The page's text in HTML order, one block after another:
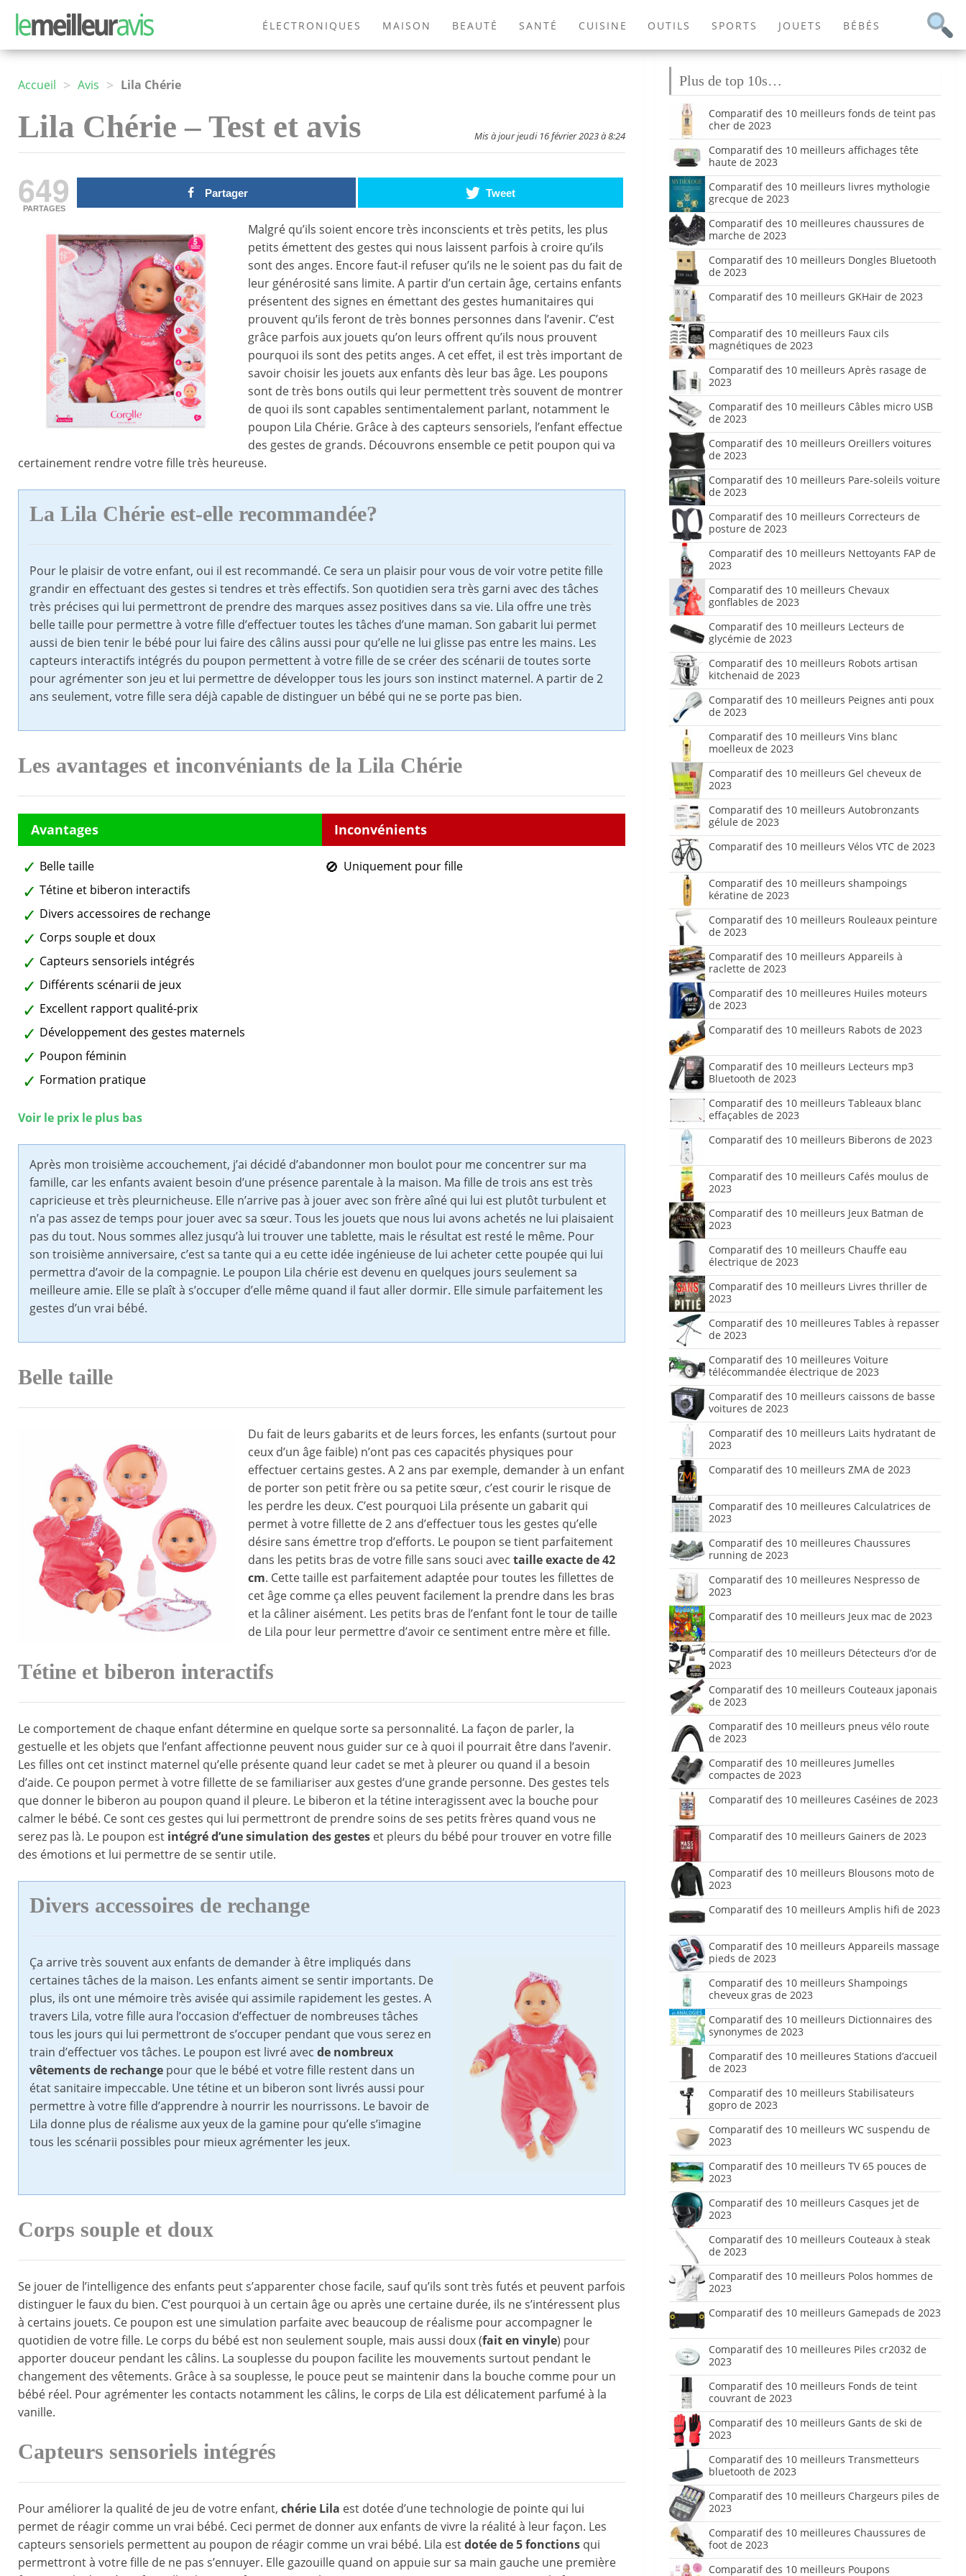
ÉLECTRONIQUES MAISON BEAUTÉ SANTÉ CUISINE OUTILS SPORTS JOUETS BÉBÉS
MODE EXTÉRIEUR ANIMAUX JEUX VIDÉOS LIVRES
Accueil > Avis > Lila Chérie
Lila Chérie – Test et avis Mis à jour jeudi 16 février 2023 à 8:24
649
PARTAGES
Partager Tweet
Malgré qu’ils soient encore très inconscients et très petits, les plus
petits émettent des gestes qui nous laissent parfois à croire qu’ils
sont des anges. Encore faut-il refuser qu’ils ne le soient pas du fait de
leur générosité sans limite. A partir d’un certain âge, certains enfants
présentent des signes en émettant des gestes humanitaires qui
prouvent qu’ils feront de très bonnes personnes dans l’avenir. C’est
grâce parfois aux jouets qu’on leurs offrent qu’ils nous prouvent
pourquoi ils sont des petits anges. A cet effet, il est très important de
savoir choisir les jouets aux enfants dès leur bas âge. Les poupons
sont de très bons outils qui leur permettent très souvent de montrer
de quoi ils sont capables sentimentalement parlant, notamment le
poupon Lila Chérie. Grâce à des capteurs sensoriels, l’enfant effectue
des gestes de grands. Découvrons ensemble ce petit poupon qui va
certainement rendre votre fille très heureuse.
La Lila Chérie est-elle recommandée?
Pour le plaisir de votre enfant, oui il est recommandé. Ce sera un plaisir pour vous de voir votre petite fille
grandir en effectuant des gestes si tendres et très effectifs. Son quotidien sera très garni avec des tâches
très précises qui lui permettront de prendre des marques assez positives dans sa vie. Lila offre une très
belle taille pour permettre à votre fille d’effectuer toutes les tâches d’une maman. Son gabarit lui permet
aussi de bien tenir le bébé pour lui faire des câlins aussi pour qu’elle ne lui glisse pas entre les mains. Les
capteurs interactifs intégrés du poupon permettent à votre fille de se créer des scénarii de toutes sorte
pour agrémenter son jeu et lui permettre de développer tous les jours son instinct maternel. A partir de 2
ans seulement, votre fille sera déjà capable de distinguer un bébé qui ne se porte pas bien.
Les avantages et inconvéniants de la Lila Chérie
Belle taille
Tétine et biberon interactifs
Divers accessoires de rechange
Corps souple et doux
Capteurs sensoriels intégrés
Différents scénarii de jeux
Excellent rapport qualité-prix
Développement des gestes maternels
Poupon féminin
Formation pratique
Uniquement pour fille
Voir le prix le plus bas
Après mon troisième accouchement, j’ai décidé d’abandonner mon boulot pour me concentrer sur ma
famille, car les enfants avaient besoin d’une présence parentale à la maison. Ma fille de trois ans est très
capricieuse et très pleurnicheuse. Elle n’arrive pas à jouer avec son frère aîné qui lui est plutôt turbulent et
n’a pas assez de temps pour jouer avec sa sœur. Tous les jouets que nous lui avons achetés ne lui plaisaient
pas du tout. Nous sommes allez jusqu’à lui trouver une tablette, mais le résultat est resté le même. Pour
son troisième anniversaire, c’est sa tante qui a eu cette idée ingénieuse de lui acheter cette poupée qui lui
permettra d’avoir de la compagnie. Le poupon Lila chérie est devenu en quelques jours seulement sa
meilleure amie. Elle se plaît à s’occuper d’elle même quand il faut aller dormir. Elle simule parfaitement les
gestes d’un vrai bébé.
Belle taille
Du fait de leurs gabarits et de leurs forces, les enfants (surtout pour
ceux d’un âge faible) n’ont pas ces capacités physiques pour
effectuer certains gestes. A 2 ans par exemple, demander à un enfant
de porter son petit frère ou sa petite sœur, c’est courir le risque de
les perdre les deux. C’est pourquoi Lila présente un gabarit qui
permet à votre fillette de 2 ans d’effectuer tous les gestes qu’elle
désire sans émettre trop d’efforts. Le poupon se tient parfaitement
dans les petits bras de votre fille sans souci avec taille exacte de 42
cm. Cette taille est parfaitement adaptée pour toutes les fillettes de
cet âge comme ça elles peuvent facilement la prendre dans les bras
et la câliner aisément. Les petits bras de l’enfant font le tour de taille
de Lila pour leur permettre d’avoir ce sentiment entre mère et fille.
Tétine et biberon interactifs
Le comportement de chaque enfant détermine en quelque sorte sa personnalité. La façon de parler, la
gestuelle et les objets que l’enfant affectionne peuvent nous guider sur ce à quoi il pourrait être dans l’avenir.
Les filles ont cet instinct maternel qu’elle présente quand leur cadet se met à pleurer ou quand il a besoin
d’aide. Ce poupon permet à votre fillette de se familiariser aux gestes d’une grande personne. Des gestes tels
que donner le biberon au poupon quand il pleure. Le biberon et la tétine interagissent avec la bouche pour
calmer le bébé. Ce sont ces gestes qui lui permettront de prendre soins de ses petits frères quand vous ne
serez pas là. Le poupon est intégré d’une simulation des gestes et pleurs du bébé pour trouver en votre fille
des émotions et lui permettre de se sentir utile.
Divers accessoires de rechange
Ça arrive très souvent aux enfants de demander à être impliqués dans
certaines tâches de la maison. Les enfants aiment se sentir importants. De
plus, ils ont une mémoire très avisée qui assimile rapidement les gestes. A
travers Lila, votre fille aura l’occasion d’effectuer de nombreuses tâches
tous les jours qui lui permettront de s’occuper pendant que vous serez en
train d’effectuer vos tâches. Le poupon est livré avec de nombreux
vêtements de rechange pour que le bébé et votre fille restent dans un
état sanitaire impeccable. Une tétine et un biberon sont livrés aussi pour
permettre à votre fille d’apprendre à nourrir les nourrissons. Le bavoir de
Lila donne plus de réalisme aux yeux de la gamine pour qu’elle s’imagine
tous les scénarii possibles pour mieux agrémenter les jeux.
Corps souple et doux
Se jouer de l’intelligence des enfants peut s’apparenter chose facile, sauf qu’ils sont très futés et peuvent parfois
distinguer le faux du bien. C’est pourquoi à un certain âge ou après une certaine durée, ils ne s’intéressent plus
à certains jouets. Ce poupon est une simulation parfaite avec beaucoup de réalisme pour accompagner le
quotidien de votre fille. Le corps du bébé est non seulement souple, mais aussi doux (fait en vinyle) pour
apporter douceur pendant les câlins. La souplesse du poupon facilite les mouvements surtout pendant le
changement des vêtements. Grâce à sa souplesse, le pouce peut se maintenir dans la bouche comme pour un
bébé réel. Pour agrémenter les contacts notamment les câlins, le corps de Lila est délicatement parfumé à la
vanille.
Capteurs sensoriels intégrés
Pour améliorer la qualité de jeu de votre enfant, chérie Lila est dotée d’une technologie de pointe qui lui
permet de réagir comme un vrai bébé. Ceci permet de donner aux enfants de vivre la réalité à leur façon. Les
capteurs sensoriels permettent au poupon de réagir comme un vrai bébé. Lila estdotée de 5 fonctions qui
permettront à votre fille de ne pas s’ennuyer. Elle gazouille quand on appuie sur sa main gauche une première
Plus de top 10s…
Comparatif des 10 meilleurs fonds de teint pas
cher de 2023
Comparatif des 10 meilleurs affichages tête
haute de 2023
Comparatif des 10 meilleurs livres mythologie
grecque de 2023
Comparatif des 10 meilleures chaussures de
marche de 2023
Comparatif des 10 meilleurs Dongles Bluetooth
de 2023
Comparatif des 10 meilleurs GKHair de 2023
Comparatif des 10 meilleurs Faux cils
magnétiques de 2023
Comparatif des 10 meilleurs Après rasage de
2023
Comparatif des 10 meilleurs Câbles micro USB
de 2023
Comparatif des 10 meilleurs Oreillers voitures
de 2023
Comparatif des 10 meilleurs Pare-soleils voiture
de 2023
Comparatif des 10 meilleurs Correcteurs de
posture de 2023
Comparatif des 10 meilleurs Nettoyants FAP de
2023
Comparatif des 10 meilleurs Chevaux
gonflables de 2023
Comparatif des 10 meilleurs Lecteurs de
glycémie de 2023
Comparatif des 10 meilleurs Robots artisan
kitchenaid de 2023
Comparatif des 10 meilleurs Peignes anti poux
de 2023
Comparatif des 10 meilleurs Vins blanc
moelleux de 2023
Comparatif des 10 meilleurs Gel cheveux de
2023
Comparatif des 10 meilleurs Autobronzants
gélule de 2023
Comparatif des 10 meilleurs Vélos VTC de 2023
Comparatif des 10 meilleurs shampoings
kératine de 2023
Comparatif des 10 meilleurs Rouleaux peinture
de 2023
Comparatif des 10 meilleurs Appareils à
raclette de 2023
Comparatif des 10 meilleures Huiles moteurs
de 2023
Comparatif des 10 meilleurs Rabots de 2023
Comparatif des 10 meilleurs Lecteurs mp3
Bluetooth de 2023
Comparatif des 10 meilleurs Tableaux blanc
effaçables de 2023
Comparatif des 10 meilleurs Biberons de 2023
Comparatif des 10 meilleurs Cafés moulus de
2023
Comparatif des 10 meilleurs Jeux Batman de
2023
Comparatif des 10 meilleurs Chauffe eau
électrique de 2023
Comparatif des 10 meilleurs Livres thriller de
2023
Comparatif des 10 meilleures Tables à repasser
de 2023
Comparatif des 10 meilleures Voiture
télécommandée électrique de 2023
Comparatif des 10 meilleurs caissons de basse
voitures de 2023
Comparatif des 10 meilleurs Laits hydratant de
2023
Comparatif des 10 meilleurs ZMA de 2023
Comparatif des 10 meilleures Calculatrices de
2023
Comparatif des 10 meilleures Chaussures
running de 2023
Comparatif des 10 meilleures Nespresso de
2023
Comparatif des 10 meilleurs Jeux mac de 2023
Comparatif des 10 meilleurs Détecteurs d’or de
2023
Comparatif des 10 meilleurs Couteaux japonais
de 2023
Comparatif des 10 meilleurs pneus vélo route
de 2023
Comparatif des 10 meilleures Jumelles
compactes de 2023
Comparatif des 10 meilleures Caséines de 2023
Comparatif des 10 meilleurs Gainers de 2023
Comparatif des 10 meilleurs Blousons moto de
2023
Comparatif des 10 meilleurs Amplis hifi de 2023
Comparatif des 10 meilleurs Appareils massage
pieds de 2023
Comparatif des 10 meilleurs Shampoings
cheveux gras de 2023
Comparatif des 10 meilleurs Dictionnaires des
synonymes de 2023
Comparatif des 10 meilleures Stations d’accueil
de 2023
Comparatif des 10 meilleurs Stabilisateurs
gopro de 2023
Comparatif des 10 meilleurs WC suspendu de
2023
Comparatif des 10 meilleurs TV 65 pouces de
2023
Comparatif des 10 meilleurs Casques jet de
2023
Comparatif des 10 meilleurs Couteaux à steak
de 2023
Comparatif des 10 meilleurs Polos hommes de
2023
Comparatif des 10 meilleurs Gamepads de 2023
Comparatif des 10 meilleures Piles cr2032 de
2023
Comparatif des 10 meilleurs Fonds de teint
couvrant de 2023
Comparatif des 10 meilleurs Gants de ski de
2023
Comparatif des 10 meilleurs Transmetteurs
bluetooth de 2023
Comparatif des 10 meilleurs Chargeurs piles de
2023
Comparatif des 10 meilleures Chaussures de
foot de 2023
Comparatif des 10 meilleurs Poupons